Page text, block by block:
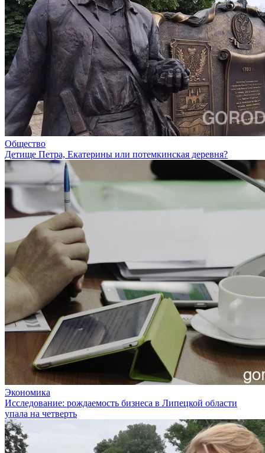
Общество
Детище Петра, Екатерины или потемкинская деревня?
Экономика
Исследование: рождаемость бизнеса в Липецкой области
упала на четверть